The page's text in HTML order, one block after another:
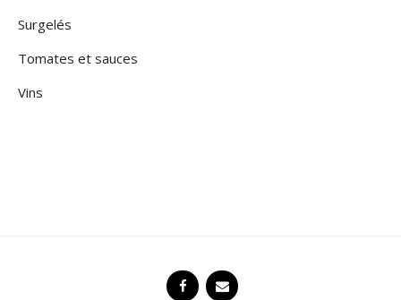
Surgelés
Tomates et sauces
Vins